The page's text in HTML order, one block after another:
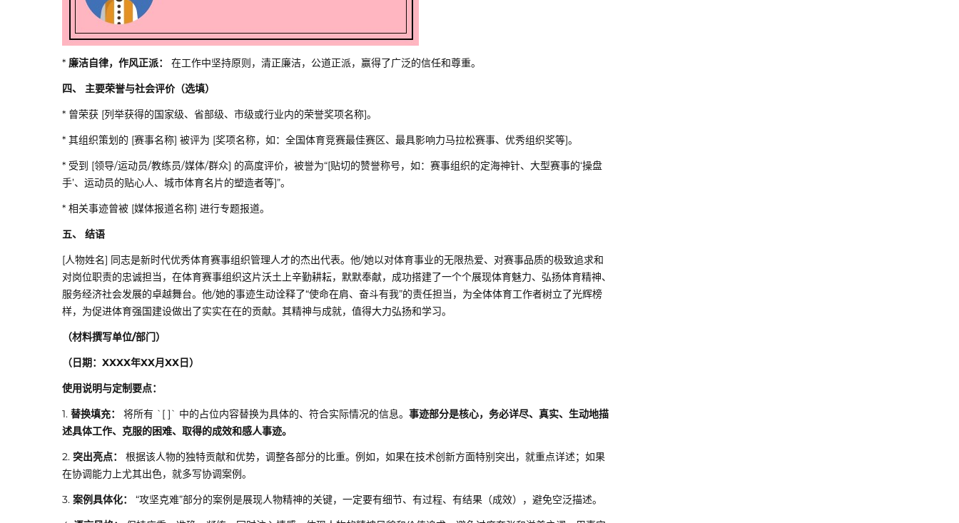
* 廉洁自律，作风正派：
在工作中坚持原则，清正廉洁，公道正派，赢得了广泛的信任和尊重。
四、 主要荣誉与社会评价（选填）
* 曾荣获 [列举获得的国家级、省部级、市级或行业内的荣誉奖项名称]。
* 其组织策划的 [赛事名称] 被评为 [奖项名称，如：全国体育竞赛最佳赛区、最具影响力马拉松赛事、优秀组织奖等]。
* 受到 [领导/运动员/教练员/媒体/群众] 的高度评价，被誉为“[贴切的赞誉称号，如：赛事组织的定海神针、大型赛事的‘操盘
手’、运动员的贴心人、城市体育名片的塑造者等]”。
* 相关事迹曾被 [媒体报道名称] 进行专题报道。
五、 结语
[人物姓名] 同志是新时代优秀体育赛事组织管理人才的杰出代表。他/她以对体育事业的无限热爱、对赛事品质的极致追求和
对岗位职责的忠诚担当，在体育赛事组织这片沃土上辛勤耕耘，默默奉献，成功搭建了一个个展现体育魅力、弘扬体育精神、
服务经济社会发展的卓越舞台。他/她的事迹生动诠释了“使命在肩、奋斗有我”的责任担当，为全体体育工作者树立了光辉榜
样，为促进体育强国建设做出了实实在在的贡献。其精神与成就，值得大力弘扬和学习。
（材料撰写单位/部门）
（日期：XXXX年XX月XX日）
使用说明与定制要点：
1. 替换填充： 将所有 `[ ]` 中的占位内容替换为具体的、符合实际情况的信息。 事迹部分是核心，务必详尽、真实、生动地描
述具体工作、克服的困难、取得的成效和感人事迹。
2. 突出亮点：
根据该人物的独特贡献和优势，调整各部分的比重。例如，如果在技术创新方面特别突出，就重点详述；如果
在协调能力上尤其出色，就多写协调案例。
3. 案例具体化：
“攻坚克难”部分的案例是展现人物精神的关键，一定要有细节、有过程、有结果（成效），避免空泛描述。